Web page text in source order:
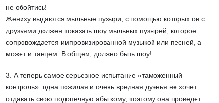
не обойтись!
Жениху выдаются мыльные пузыри, с помощью которых он с
друзьями должен показать шоу мыльных пузырей, которое
сопровождается импровизированной музыкой или песней, а
может и танцем. В общем, должно быть шоу!
3. А теперь самое серьезное испытание «таможенный
контроль»: одна пожилая и очень вредная дуэнья не хочет
отдавать свою подопечную абы кому, поэтому она проведет